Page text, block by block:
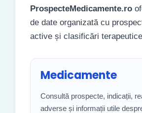
ProspecteMedicamente.ro
de date organizată cu
active și clasificări
Medicamente
Consultă prospecte, indicații,
adverse și informații utile